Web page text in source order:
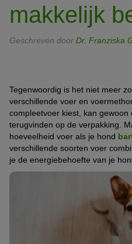
makkelijk
Geschreven door Dr. Franziska
Tegenwoordig is het niet meer
verschillende voer en
compleetvoer kiest, kan
terugvinden op de verpakking.
hoeveelheid voer als je hond
verschillende soorten voer
je de energiebehoefte van je